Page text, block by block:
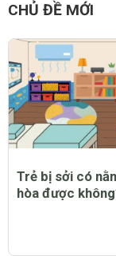
CHỦ ĐỀ MỚI
Trẻ bị sởi có
hòa được